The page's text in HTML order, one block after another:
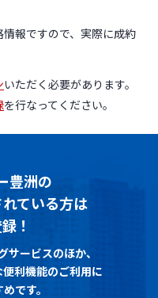
報ですので、実際に成約
いただく必要があります。
を行なってください。
豊洲の
ている方は
！
サービスのほか、
利機能のご利用に
です。